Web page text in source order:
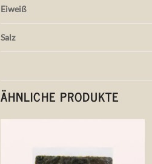
Eiweiß
Salz
ÄHNLICHE PRODUKTE
Wunschliste